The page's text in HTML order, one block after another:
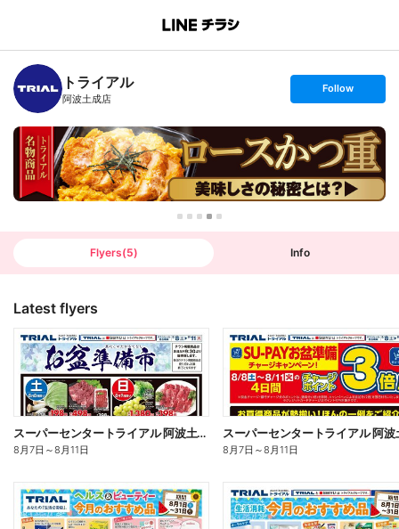
B
n
c
h
T
トライアル
阿波土成店
s
t
o
l
w
Follow
Flyers(5) Info
Latest flyers
スーパーセンタートライアル 阿波土成店_表
8月7日 ～8月11日 8月7日 ～8月11日